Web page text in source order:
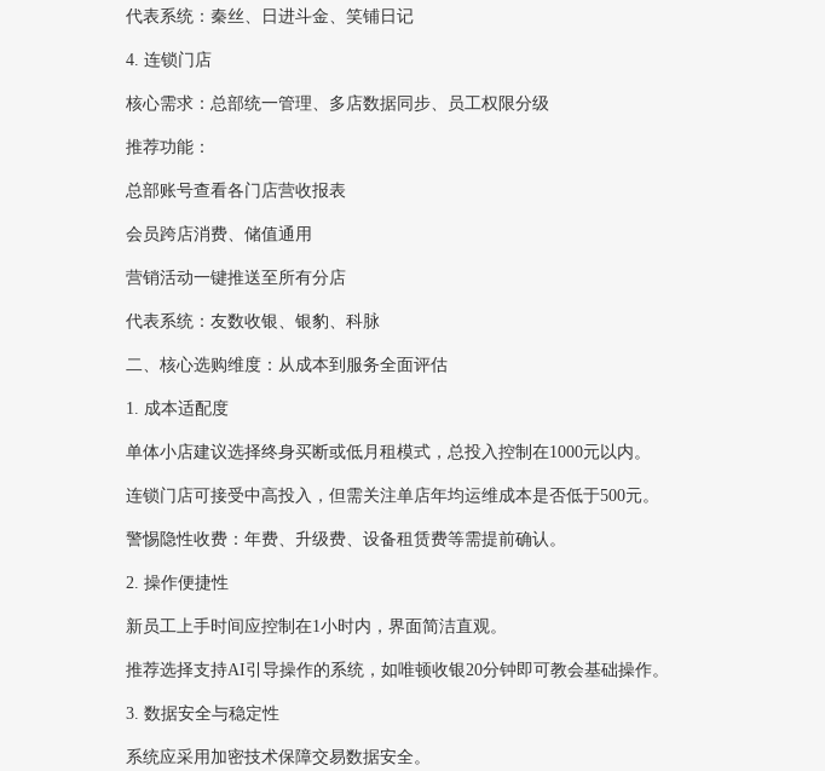
代表系统‌：秦丝、日进斗金、笑铺日记
4. ‌连锁门店‌
核心需求‌：总部统一管理、多店数据同步、员工权限分级
推荐功能‌：
总部账号查看各门店营收报表
会员跨店消费、储值通用
营销活动一键推送至所有分店
代表系统‌：友数收银、银豹、科脉
二、核心选购维度：从成本到服务全面评估
1. ‌成本适配度‌
单体小店建议选择‌终身买断或低月租模式‌，总投入控制在1000元以内。
连锁门店可接受中高投入，但需关注单店年均运维成本是否低于500元。
警惕隐性收费：年费、升级费、设备租赁费等需提前确认。
2. ‌操作便捷性‌
新员工上手时间应控制在1小时内，界面简洁直观。
推荐选择支持AI引导操作的系统，如唯顿收银20分钟即可教会基础操作。
3. ‌数据安全与稳定性‌
系统应采用加密技术保障交易数据安全。